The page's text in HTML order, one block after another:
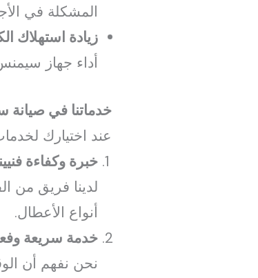
المشكلة في
زيادة استهلاك
أداء جهاز
خدماتنا في صيانة
عند اختيارك
خبرة وكفاءة
لدينا فريق من
أنواع الأعطال.
خدمة سريعة
نحن نفهم أن